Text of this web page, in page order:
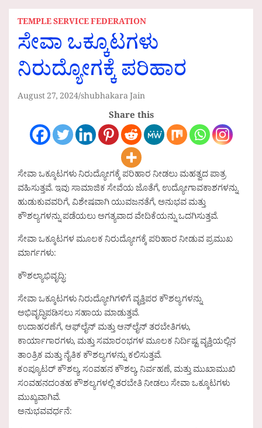
TEMPLE SERVICE FEDERATION
ಸೇವಾ ಒಕ್ಕೂಟಗಳು
ನಿರುದ್ಯೋಗಕ್ಕೆ ಪರಿಹಾರ
August 27, 2024shubhakara Jain
Share this
ಸೇವಾ ಒಕ್ಕೂಟಗಳು ನಿರುದ್ಯೋಗಕ್ಕೆ ಪರಿಹಾರ ನೀಡಲು ಮಹತ್ವದ ಪಾತ್ರ
ವಹಿಸುತ್ತವೆ. ಇವು ಸಾಮಾಜಿಕ ಸೇವೆಯ ಜೊತೆಗೆ, ಉದ್ಯೋಗಾವಕಾಶಗಳನ್ನು
ಹುಡುಕುವವರಿಗೆ, ವಿಶೇಷವಾಗಿ ಯುವಜನತೆಗೆ, ಅನುಭವ ಮತ್ತು
ಕೌಶಲ್ಯಗಳನ್ನು ಪಡೆಯಲು ಅಗತ್ಯವಾದ ವೇದಿಕೆಯನ್ನು ಒದಗಿಸುತ್ತವೆ.
ಸೇವಾ ಒಕ್ಕೂಟಗಳ ಮೂಲಕ ನಿರುದ್ಯೋಗಕ್ಕೆ ಪರಿಹಾರ ನೀಡುವ ಪ್ರಮುಖ
ಮಾರ್ಗಗಳು:
ಕೌಶಲ್ಯಾಭಿವೃದ್ಧಿ:
ಸೇವಾ ಒಕ್ಕೂಟಗಳು ನಿರುದ್ಯೋಗಿಗಳಿಗೆ ವೃತ್ತಿಪರ ಕೌಶಲ್ಯಗಳನ್ನು
ಅಭಿವೃದ್ಧಿಪಡಿಸಲು ಸಹಾಯ ಮಾಡುತ್ತವೆ.
ಉದಾಹರಣೆಗೆ, ಆಫ್‌ಲೈನ್ ಮತ್ತು ಆನ್‌ಲೈನ್ ತರಬೇತಿಗಳು,
ಕಾರ್ಯಾಗಾರಗಳು, ಮತ್ತು ಸಮಾರಂಭಗಳ ಮೂಲಕ ನಿರ್ದಿಷ್ಟ ವೃತ್ತಿಯಲ್ಲಿನ
ತಾಂತ್ರಿಕ ಮತ್ತು ನೈತಿಕ ಕೌಶಲ್ಯಗಳನ್ನು ಕಲಿಸುತ್ತವೆ.
ಕಂಪ್ಯೂಟರ್ ಕೌಶಲ್ಯ, ಸಂವಹನ ಕೌಶಲ್ಯ, ನಿರ್ವಹಣೆ, ಮತ್ತು ಮುಖಾಮುಖಿ
ಸಂವಹನದಂತಹ ಕೌಶಲ್ಯಗಳಲ್ಲಿ ತರಬೇತಿ ನೀಡಲು ಸೇವಾ ಒಕ್ಕೂಟಗಳು
ಮುಖ್ಯವಾಗಿವೆ.
ಅನುಭವವರ್ಧನೆ: